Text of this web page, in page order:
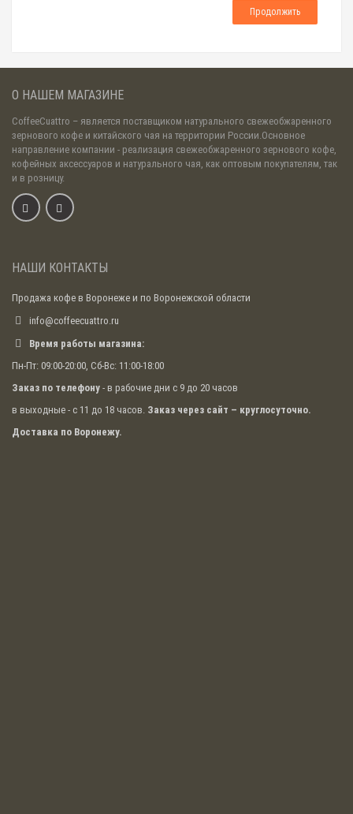
Продолжить
О НАШЕМ МАГАЗИНЕ
CoffeeCuattro – является поставщиком натурального свежеобжаренного
зернового кофе и китайского чая на территории России.Основное
направление компании - реализация свежеобжаренного зернового кофе,
кофейных аксессуаров и натурального чая, как оптовым покупателям, так
и в розницу.
НАШИ КОНТАКТЫ
Продажа кофе в Воронеже и по Воронежской области
info@coffeecuattro.ru
Время работы магазина:
Пн-Пт: 09:00-20:00, Сб-Вс: 11:00-18:00
Заказ по телефону - в рабочие дни с 9 до 20 часов
в выходные - с 11 до 18 часов. Заказ через сайт – круглосуточно.
Доставка по Воронежу.